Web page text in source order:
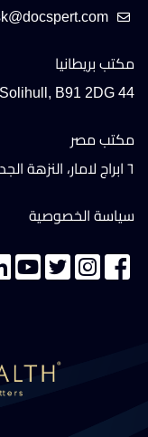
مكتب بريطانيا
44 Buryfield Road, Solihull, B91 2DG
مكتب مصر
٦ ابراج لامار، النزهة الجديدة، القاهرة
سياسة الخصوصية